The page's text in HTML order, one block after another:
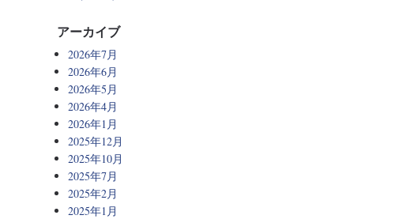
アーカイブ
2026年7月
2026年6月
2026年5月
2026年4月
2026年1月
2025年12月
2025年10月
2025年7月
2025年2月
2025年1月